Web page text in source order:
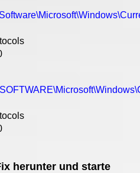
herunter und starte